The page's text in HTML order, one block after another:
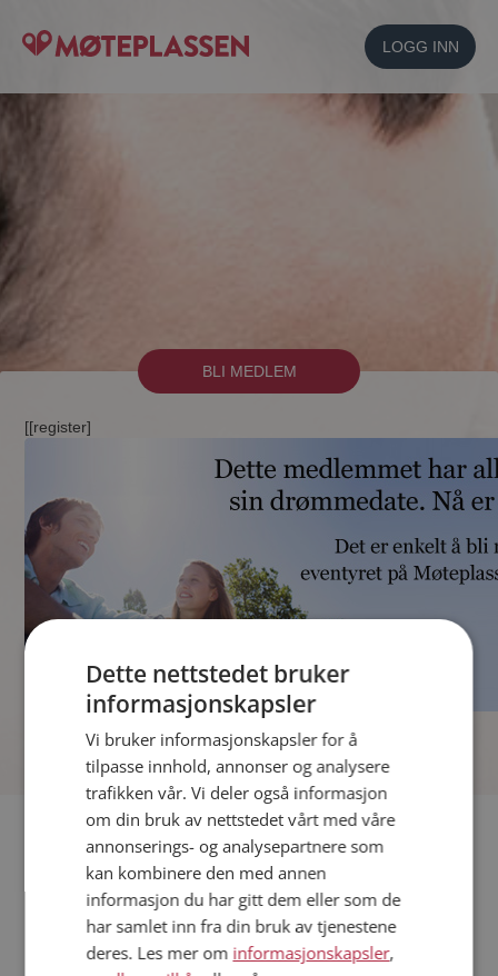
LOGG INN
BLI MEDLEM
[[register]
Fler single
Date menn i Norge
Date kvinner i Norge
Dette nettstedet bruker
informasjonskapsler
Vi bruker informasjonskapsler for å
tilpasse innhold, annonser og analysere
trafikken vår. Vi deler også informasjon
om din bruk av nettstedet vårt med våre
annonserings- og analysepartnere som
kan kombinere den med annen
informasjon du har gitt dem eller som de
har samlet inn fra din bruk av tjenestene
deres. Les mer om informasjonskapsler,